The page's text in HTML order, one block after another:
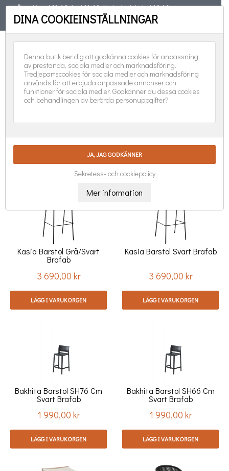
Öppet torsd 11-19, fred 11-18, lörd, sönd, helgd 10-16
TELEFON 08-551 501 31 FÖLJ OSS:
BARSTOLAR
Nya produkter först 
Visar 1-7 av 7 objekt
Kasia Barstol Grå/svart
Brafab
Pris
3 690,00 kr
LÄGG I VARUKORGEN
Kasia Barstol Svart Brafab
Pris
3 690,00 kr
LÄGG I VARUKORGEN
Bakhita Barstol SH76 Cm
Svart Brafab
Pris
1 990,00 kr
LÄGG I VARUKORGEN
Bakhita Barstol SH66 Cm
Svart Brafab
Pris
1 990,00 kr
LÄGG I VARUKORGEN
DINA COOKIEINSTÄLLNINGAR
Denna butik ber dig att godkänna cookies för anpassning
av prestanda, sociala medier och marknadsföring.
Tredjepartscookies för sociala medier och marknadsföring
används för att erbjuda anpassade annonser och
funktioner för sociala medier. Godkänner du dessa cookies
och behandlingen av berörda personuppgifter?
Sekretess- och cookiepolicy